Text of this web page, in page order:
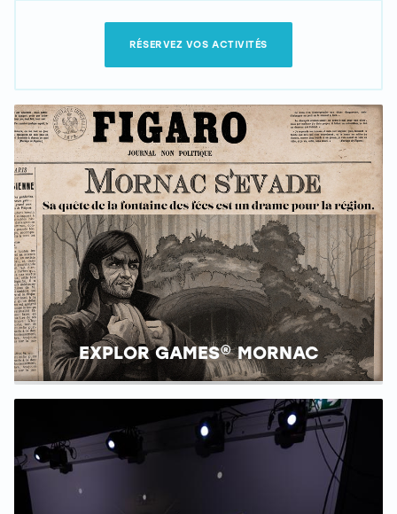
RÉSERVEZ VOS ACTIVITÉS
EXPLOR GAMES® MORNAC